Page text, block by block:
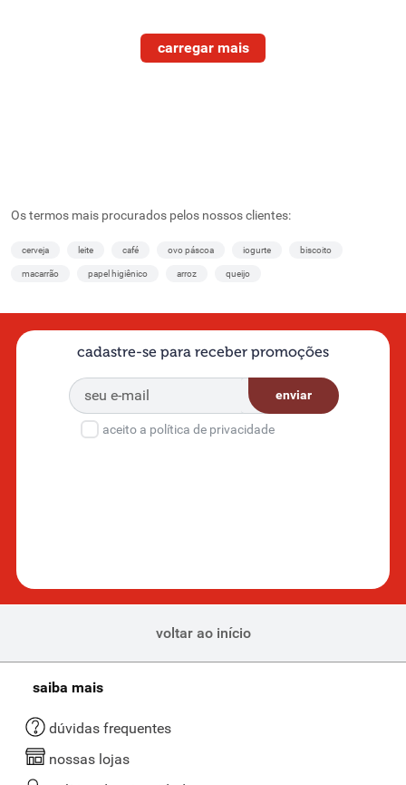
Os termos mais procurados pelos nossos clientes:
cerveja leite café ovo páscoa iogurte biscoito
macarrão papel higiênico arroz queijo
cadastre-se para receber promoções
enviar
aceito a política de privacidade
voltar ao início
saiba mais
dúvidas frequentes
nossas lojas